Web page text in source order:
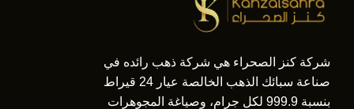
شركة كنز الصحراء هي شركة ذهب رائده في
صناعة سبائك الذهب الخالصة عيار 24 قيراط
بنسبة 999.9 لكل جرام، وصياغة المجوهرات